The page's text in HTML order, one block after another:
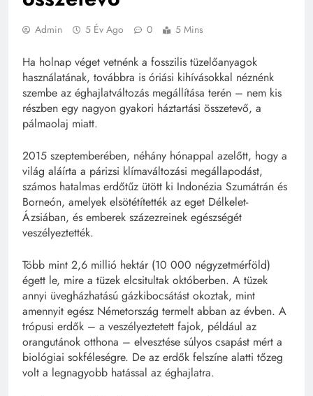
Admin 5 Év Ago 0 5 Mins
Ha holnap véget vetnénk a fosszilis tüzelőanyagok
használatának, továbbra is óriási kihívásokkal néznénk
szembe az éghajlatváltozás megállítása terén – nem kis
részben egy nagyon gyakori háztartási összetevő, a
pálmaolaj miatt.
2015 szeptemberében, néhány hónappal azelőtt, hogy a
világ aláírta a párizsi klímaváltozási megállapodást,
számos hatalmas erdőtűz ütött ki Indonézia Szumátrán és
Borneón, amelyek elsötétítették az eget Délkelet-
Ázsiában, és emberek százezreinek egészségét
veszélyeztették.
Több mint 2,6 millió hektár (10 000 négyzetmérföld)
égett le, mire a tüzek elcsitultak októberben. A tüzek
annyi üvegházhatású gázkibocsátást okoztak, mint
amennyit egész Németország termelt abban az évben. A
trópusi erdők – a veszélyeztetett fajok, például az
orangutánok otthona – elvesztése súlyos csapást mért a
biológiai sokféleségre. De az erdők felszíne alatti tőzeg
volt a legnagyobb hatással az éghajlatra.